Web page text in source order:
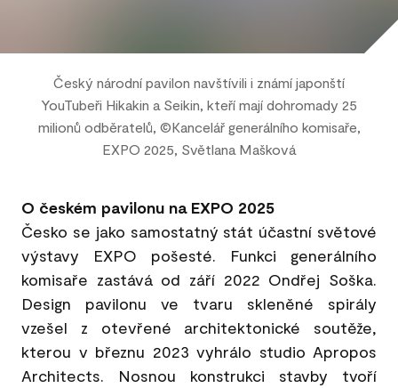
Český národní pavilon navštívili i známí japonští
YouTubeři Hikakin a Seikin, kteří mají dohromady 25
milionů odběratelů, ©Kancelář generálního komisaře,
EXPO 2025, Světlana Mašková
O českém pavilonu na EXPO 2025
Česko se jako samostatný stát účastní světové
výstavy EXPO pošesté. Funkci generálního
komisaře zastává od září 2022 Ondřej Soška.
Design pavilonu ve tvaru skleněné spirály
vzešel z otevřené architektonické soutěže,
kterou v březnu 2023 vyhrálo studio Apropos
Architects. Nosnou konstrukci stavby tvoří